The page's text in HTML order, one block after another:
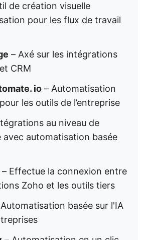
de création visuelle
pour les flux de travail
– Axé sur les intégrations
CRM
io – Automatisation
les outils de l’entreprise
au niveau de
avec automatisation basée
– Effectue la connexion entre
Zoho et les outils tiers
basée sur l'IA